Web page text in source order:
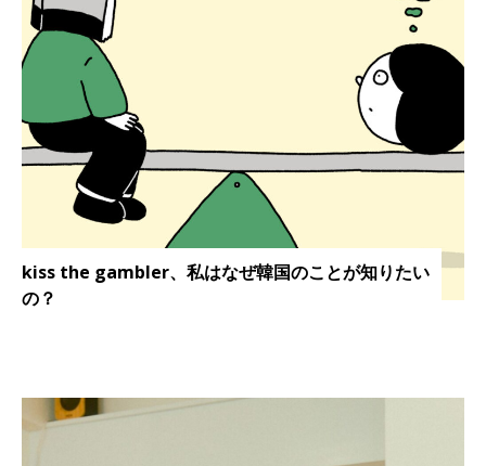
kiss the gambler、私はなぜ韓国のことが知りたい
の？